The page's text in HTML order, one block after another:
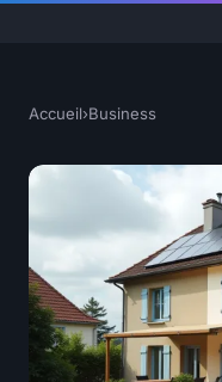
Accueil›Business